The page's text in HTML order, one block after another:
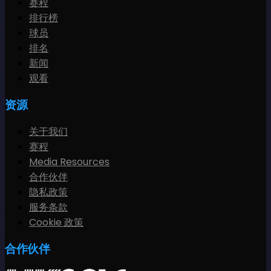
排行榜
球员
排名
新闻
观看
资源
关于我们
赛程
Media Resources
合作伙伴
隐私政策
服务条款
Cookie 政策
合作伙伴